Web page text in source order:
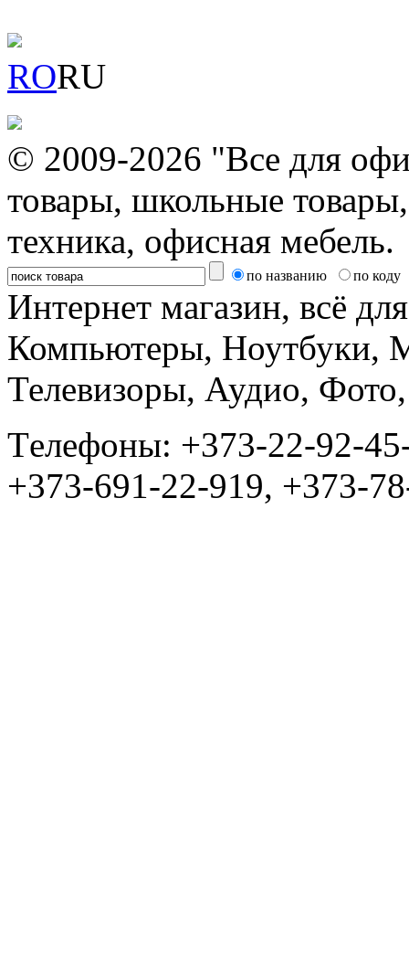
RORU
© 2009-2026 "Все для
товары, школьные
техника, офисная мебель.
по названию по коду
Интернет магазин, всё
Компьютеры, Ноутбуки,
Телевизоры, Аудио,
Tелефоны: +373-22-92-
+373-691-22-919, +373-